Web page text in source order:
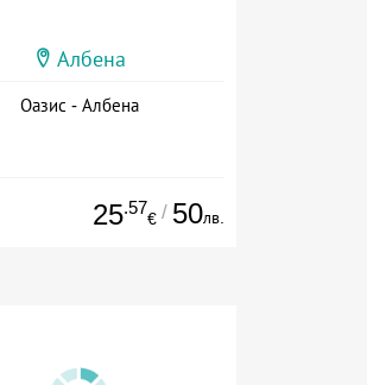
Албена
Оазис - Албена
25.57
€ / 50лв.